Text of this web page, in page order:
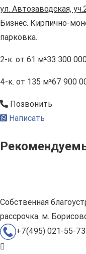
ул. Автозаводская,
Бизнес. Кирпично-
парковка.
2-к. от 61 м²33 300
4-к. от 135 м²67 900
Позвонить
Написать
Собственная
рассрочка. м.
+7(495) 021-55-73